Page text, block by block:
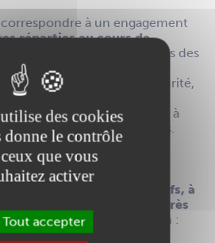
à un engagement
réparties au cours de
de cohésion, et en dehors des
s’inscrire dans une des
: défense et mémoire, sécurité,
culture, sport,
Le volume horaire à
sur plusieurs structures.
en soutien sur
l’aide à l’accueil,
culturels ou sportifs, à
de l’environnement, auprès
etc.Seule interdiction :
d’encadrement.
des cookies
donne le contrôle
que vous
activer
Tout accepter